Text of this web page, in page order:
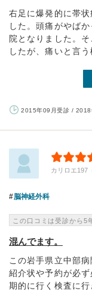
右足に爆発的に帯
した。頭痛がやば
院となりました。
したが、痛いと言
2015年09月受診 / 2018
カリロエ197
脳神経外科
この口コミは受診から5
混んでます。
この岩手県立中部
紹介状や予約が必
期的に行く検査に